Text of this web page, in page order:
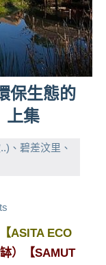
保生態的
上集
、碧差汶里、
【ASITA ECO
）【SAMUT